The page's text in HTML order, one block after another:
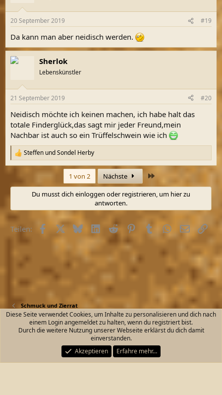
20 September 2019 #19
Da kann man aber neidisch werden.
Sherlok
Lebenskünstler
21 September 2019 #20
Neidisch möchte ich keinen machen, ich habe halt das
totale Finderglück,das sagt mir jeder Freund,mein
Nachbar ist auch so ein Trüffelschwein wie ich
R
e
t
n
n
Steffen undSondel Herby
1 von 2 Nächste
Du musst dich einloggen oder registrieren, um hier zu
antworten.
Teilen: FacebookX (Twitter)
BlueskyLinkedIn
Reddit PinterestTumblrWhatsApp
E-MailLink
Schmuck und Zierrat
Kontakt Nutzungsbedingungen
Datenschutz
Start
R
S
Community platform by XenForo® © 2010-2026 XenForo Ltd.
Diese Seite verwendet Cookies, um Inhalte zu personalisieren und dich nach
einem Login angemeldet zu halten, wenn du registriert bist.
Durch die weitere Nutzung unserer Webseite erklärst du dich damit
einverstanden.
Akzeptieren
Erfahre mehr…